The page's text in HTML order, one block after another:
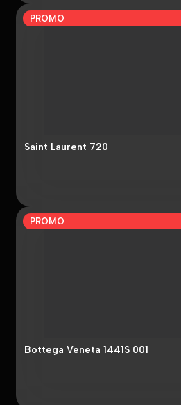
PROMO
Saint Laurent 720
PROMO
Bottega Veneta 1441S 001